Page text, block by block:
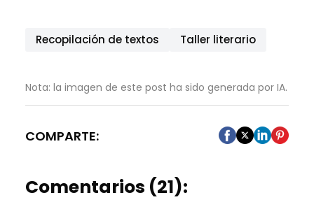
Recopilación de textos Taller literario
Nota: la imagen de este post ha sido generada por IA.
COMPARTE:
Comentarios (21):